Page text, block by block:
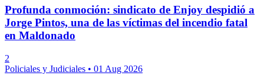
Profunda conmoción: sindicato de Enjoy despidió a
Jorge Pintos, una de las víctimas del incendio fatal
en Maldonado
2
Policiales y Judiciales • 01 Aug 2026